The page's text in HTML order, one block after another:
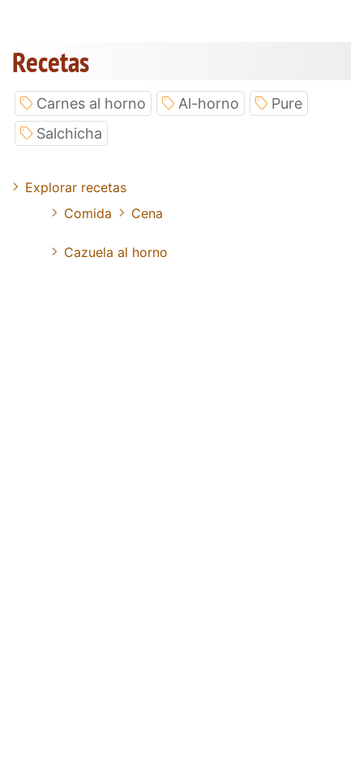
Recetas
Carnes al horno Al-horno
Pure
Salchicha
Explorar recetas
Comida
Cena
Cazuela al horno